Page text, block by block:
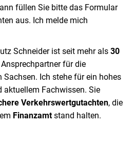
füllen Sie bitte das Formular
aus. Ich melde mich
Schneider ist seit mehr als 30
für die
Sachsen. Ich stehe für ein hohes
aktuellem Fachwissen. Sie
Verkehrswertgutachten, die
Finanzamtstand halten.